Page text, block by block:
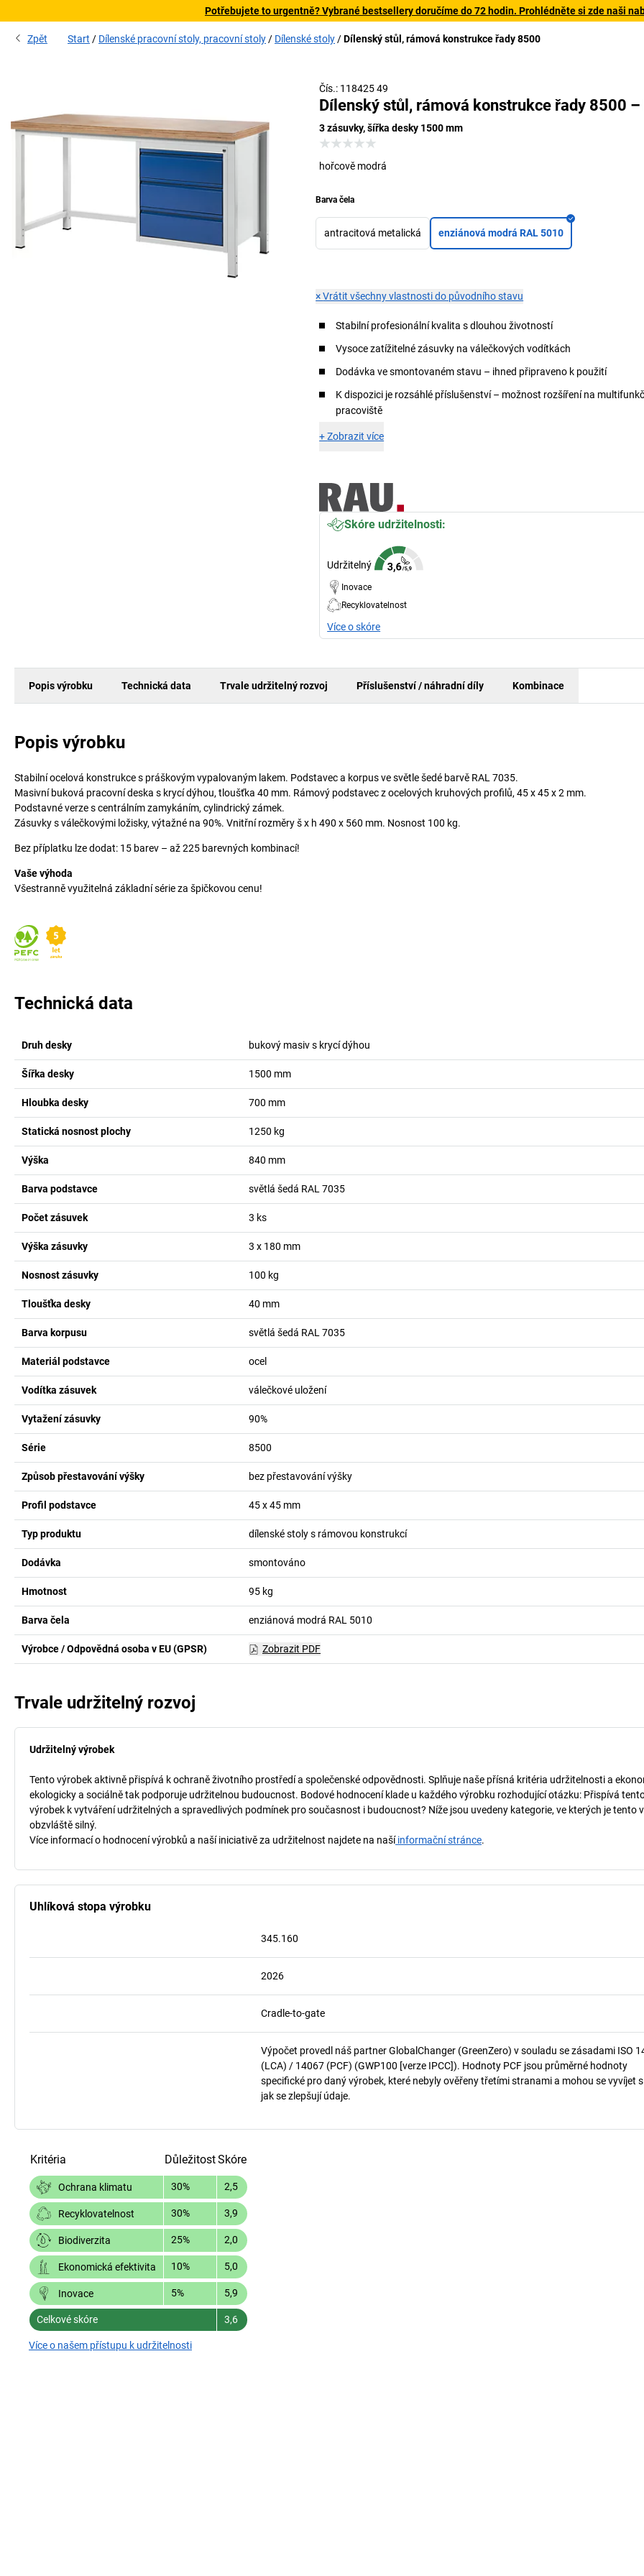
Potřebujete to urgentně? Vybrané bestsellery doručíme do 72 hodin. Prohlédněte si zde naši
Zpět Start Dílenské pracovní stoly, pracovní stoly Dílenské stoly Dílenský stůl, rámová konstrukce řady 8500
Čís.: 118425 49
Dílenský stůl, rámová konstrukce řady 8500 –
3 zásuvky, šířka desky 1500 mm
hořcově modrá
Barva čela
antracitová metalická enziánová modrá RAL 5010
×Vrátit všechny vlastnosti do původního stavu
Stabilní profesionální kvalita s dlouhou životností
Vysoce zatížitelné zásuvky na válečkových vodítkách
Dodávka ve smontovaném stavu – ihned připraveno k použití
K dispozici je rozsáhlé příslušenství – možnost rozšíření na
pracoviště
+Zobrazit více
Skóre udržitelnosti:
Udržitelný
Inovace
Recyklovatelnost
Více o skóre
Popis výrobku Technická data Trvale udržitelný rozvoj Příslušenství / náhradní díly Kombinace
Popis výrobku
Stabilní ocelová konstrukce s práškovým vypalovaným lakem. Podstavec a korpus ve světle šedé barvě RAL 7035.
Masivní buková pracovní deska s krycí dýhou, tloušťka 40 mm. Rámový podstavec z ocelových kruhových profilů, 45 x 45 x 2 mm.
Podstavné verze s centrálním zamykáním, cylindrický zámek.
Zásuvky s válečkovými ložisky, výtažné na 90%. Vnitřní rozměry š x h 490 x 560 mm. Nosnost 100 kg.
Bez příplatku lze dodat: 15 barev – až 225 barevných kombinací!
Vaše výhoda
Všestranně využitelná základní série za špičkovou cenu!
Technická data
Druh desky bukový masiv s krycí dýhou
Šířka desky 1500 mm
Hloubka desky 700 mm
Statická nosnost plochy 1250 kg
Výška 840 mm
Barva podstavce světlá šedá RAL 7035
Počet zásuvek 3 ks
Výška zásuvky 3 x 180 mm
Nosnost zásuvky 100 kg
Tloušťka desky 40 mm
Barva korpusu světlá šedá RAL 7035
Materiál podstavce ocel
Vodítka zásuvek válečkové uložení
Vytažení zásuvky 90%
Série 8500
Způsob přestavování výšky bez přestavování výšky
Profil podstavce 45 x 45 mm
Typ produktu dílenské stoly s rámovou konstrukcí
Dodávka smontováno
Hmotnost 95 kg
Barva čela enziánová modrá RAL 5010
Výrobce / Odpovědná osoba v EU (GPSR) Zobrazit PDF
Trvale udržitelný rozvoj
Udržitelný výrobek
Tento výrobek aktivně přispívá k ochraně životního prostředí a společenské odpovědnosti. Splňuje naše přísná kritéria udržitelnosti a
ekologicky a sociálně tak podporuje udržitelnou budoucnost. Bodové hodnocení klade u každého výrobku rozhodující otázku: Přispívá
výrobek k vytváření udržitelných a spravedlivých podmínek pro současnost i budoucnost? Níže jsou uvedeny kategorie, ve kterých je tento
obzvláště silný.
Více informací o hodnocení výrobků a naší iniciativě za udržitelnost najdete na našíinformační stránce.
Uhlíková stopa výrobku
345.160
2026
Cradle-to-gate
Výpočet provedl náš partner GlobalChanger (GreenZero) v souladu se zásadami ISO
(LCA) / 14067 (PCF) (GWP100 [verze IPCC]). Hodnoty PCF jsou průměrné hodnoty
specifické pro daný výrobek, které nebyly ověřeny třetími stranami a mohou se vyvíjet
jak se zlepšují údaje.
Kritéria DůležitostSkóre
Ochrana klimatu 30% 2,5
Recyklovatelnost 30% 3,9
Biodiverzita 25% 2,0
Ekonomická efektivita 10% 5,0
Inovace 5% 5,9
Celkové skóre 3,6
Více o našem přístupu k udržitelnosti